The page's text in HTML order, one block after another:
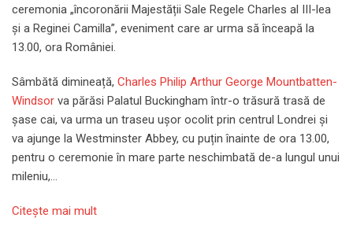
ceremonia „încoronării Majestății Sale Regele Charles al III-lea
și a Reginei Camilla”, eveniment care ar urma să înceapă la
13.00, ora României.
Sâmbătă dimineață, Charles Philip Arthur George Mountbatten-
Windsor va părăsi Palatul Buckingham într-o trăsură trasă de
șase cai, va urma un traseu ușor ocolit prin centrul Londrei și
va ajunge la Westminster Abbey, cu puțin înainte de ora 13.00,
pentru o ceremonie în mare parte neschimbată de-a lungul unui
mileniu,…
Citeşte mai mult